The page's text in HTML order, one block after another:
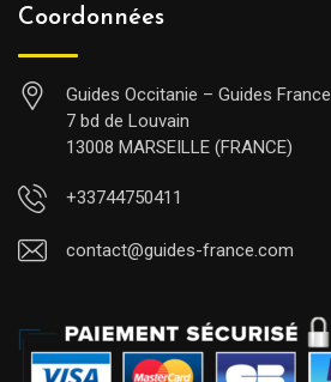
Coordonnées
Guides Occitanie – Guides France
7 bd de Louvain
13008 MARSEILLE (FRANCE)
+33744750411
contact@guides-france.com